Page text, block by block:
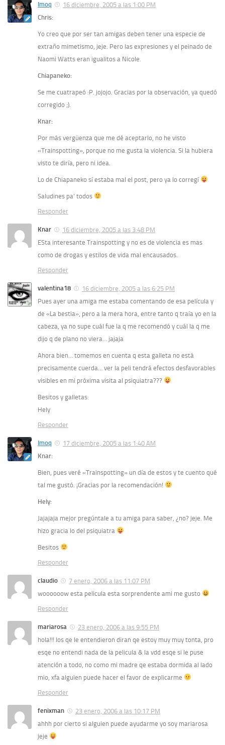
Imoq
16 diciembre, 2005 a las 1:00 PM
Chris:
Yo creo que por ser tan amigas deben tener una especie de
extraño mimetismo, jeje. Pero las expresiones y el peinado de
Naomi Watts eran igualitos a Nicole.
Chiapaneko:
Se me cuatrapeó :P. jojojo. Gracias por la observación, ya quedó
corregido ;).
Knar:
Por más vergüenza que me dé aceptarlo, no he visto
«Trainspotting», porque no me gusta la violencia. Si la hubiera
visto te diría, pero ni idea.
Lo de Chiapaneko sí estaba mal el post, pero ya lo corregí
Saludines pa’ todos
Responder
Knar
16 diciembre, 2005 a las 3:48 PM
ESta interesante Trainspotting y no es de violencia es mas
como de drogas y estilos de vida mal encausados.
Responder
valentina18
16 diciembre, 2005 a las 6:25 PM
Pues ayer una amiga me estaba comentando de esa película y
de «La bestia», pero a la mera hora, entre tanto q traía yo en la
cabeza, ya no supe cuál fue la q me recomendó y cuál la q me
dijo q de plano no viera… jajaja
Ahora bien… tomemos en cuenta q esta galleta no está
precisamente cuerda… ver la peli tendrá efectos desfavorables
visibles en mi próxima visita al psiquiatra???
Besitos y galletas:
Hely
Responder
Imoq
17 diciembre, 2005 a las 1:40 AM
Knar:
Bien, pues veré «Trainspotting» un día de estos y te cuento qué
tal me gustó. ¡Gracias por la recomendación!
Hely:
Jajajaja mejor pregúntale a tu amiga para saber, ¿no? jeje. Me
hizo gracia lo del psiquiatra
Besitos
Responder
claudio
7 enero, 2006 a las 11:07 PM
woooooow esta pelicula esta sorprendente ami me gusto
Responder
mariarosa
23 enero, 2006 a las 9:55 PM
hola!!! los qe le entendieron diran qe estoy muy muy tonta, pro
esqe no entendi nada de la pelicula & la vdd esqe si le puse
atención a todo, no como mi madre qe estaba dormida al lado
mio, xfa alguien puede hacer el favor de explicarme
Responder
fenixman
23 enero, 2006 a las 10:17 PM
ahhh por cierto si alguien puede ayudarme yo soy mariarosa
jeje